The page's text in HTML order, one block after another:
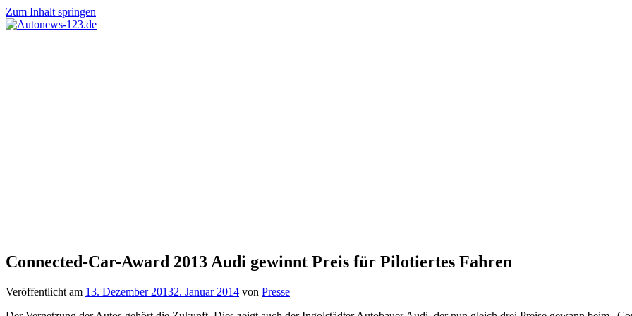
Zum Inhalt springen
Connected-Car-Award 2013 Audi gewinnt Preis für Pilotiertes Fahren
Veröffentlicht am 13. Dezember 20132. Januar 2014 von Presse